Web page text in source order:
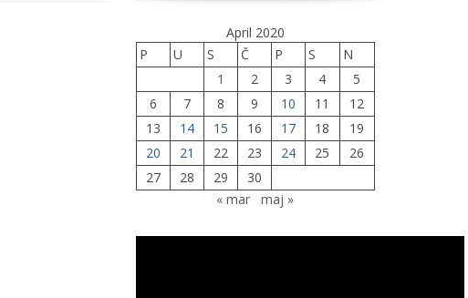
April 2020
P
U S Č P S
N
1
2 3 4
5
6
7 8 9 10 11
12
13
14 15 16 17 18
19
20
21 22 23 24 25
26
27
28 29
30
« mar
maj »